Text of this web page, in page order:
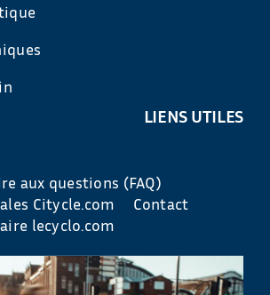
LIENS UTILES
aux questions (FAQ)
Citycle.com
Contact
lecyclo.com